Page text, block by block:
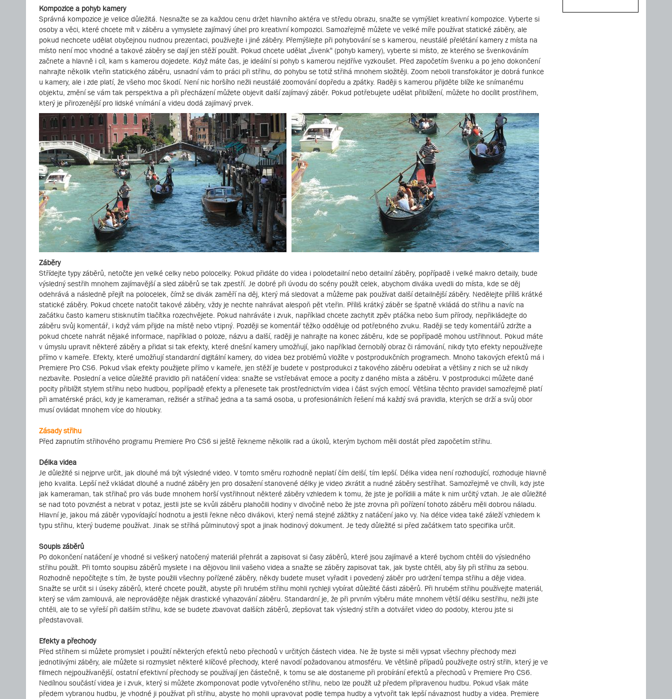
Kompozice a pohyb kamery
Správná kompozice je velice důležitá. Nesnažte se za každou cenu držet hlavního aktéra ve středu obrazu, snažte se vymýšlet kreativní kompozice. Vyberte si
osoby a věci, které chcete mít v záběru a vymyslete zajímavý úhel pro kreativní kompozici. Samozřejmě můžete ve velké míře používat statické záběry, ale
pokud nechcete udělat obyčejnou nudnou prezentaci, používejte i jiné záběry. Přemýšlejte při pohybování se s kamerou, neustálé přelétání kamery z místa na
místo není moc vhodné a takové záběry se dají jen stěží použít. Pokud chcete udělat „švenk“ (pohyb kamery), vyberte si místo, ze kterého se švenkováním
začnete a hlavně i cíl, kam s kamerou dojedete. Když máte čas, je ideální si pohyb s kamerou nejdříve vyzkoušet. Před započetím švenku a po jeho dokončení
nahrajte několik vteřin statického záběru, usnadní vám to práci při střihu, do pohybu se totiž střihá mnohem složitěji. Zoom neboli transfokátor je dobrá funkce
u kamery, ale i zde platí, že všeho moc škodí. Není nic horšího nežli neustálé zoomování dopředu a zpátky. Raději s kamerou přijděte blíže ke snímanému
objektu, změní se vám tak perspektiva a při přecházení můžete objevit další zajímavý záběr. Pokud potřebujete udělat přiblížení, můžete ho docílit prostřihem,
který je přirozenější pro lidské vnímání a videu dodá zajímavý prvek.
Záběry
Střídejte typy záběrů, netočte jen velké celky nebo polocelky. Pokud přidáte do videa i polodetailní nebo detailní záběry, popřípadě i velké makro detaily, bude
výsledný sestřih mnohem zajímavější a sled záběrů se tak zpestří. Je dobré při úvodu do scény použít celek, abychom diváka uvedli do místa, kde se děj
odehrává a následně přejít na polocelek, čímž se divák zaměří na děj, který má sledovat a můžeme pak používat další detailnější záběry. Nedělejte příliš krátké
statické záběry. Pokud chcete natočit takové záběry, vždy je nechte nahrávat alespoň pět vteřin. Příliš krátký záběr se špatně vkládá do střihu a navíc na
začátku často kameru stisknutím tlačítka rozechvějete. Pokud nahráváte i zvuk, například chcete zachytit zpěv ptáčka nebo šum přírody, nepřikládejte do
záběru svůj komentář, i když vám přijde na místě nebo vtipný. Později se komentář těžko odděluje od potřebného zvuku. Raději se tedy komentářů zdržte a
pokud chcete nahrát nějaké informace, například o poloze, názvu a další, raději je nahrajte na konec záběru, kde se popřípadě mohou ustřihnout. Pokud máte
v úmyslu upravit některé záběry a přidat si tak efekty, které dnešní kamery umožňují, jako například černobílý obraz či rámování, nikdy tyto efekty nepoužívejte
přímo v kameře. Efekty, které umožňují standardní digitální kamery, do videa bez problémů vložíte v postprodukčních programech. Mnoho takových efektů má i
Premiere Pro CS6. Pokud však efekty použijete přímo v kameře, jen stěží je budete v postprodukci z takového záběru odebírat a většiny z nich se už nikdy
nezbavíte. Poslední a velice důležité pravidlo při natáčení videa: snažte se vstřebávat emoce a pocity z daného místa a záběru. V postprodukci můžete dané
pocity přiblížit stylem střihu nebo hudbou, popřípadě efekty a přenesete tak prostřednictvím videa i část svých emocí. Většina těchto pravidel samozřejmě platí
při amatérské práci, kdy je kameraman, režisér a střihač jedna a ta samá osoba, u profesionálních řešení má každý svá pravidla, kterých se drží a svůj obor
musí ovládat mnohem více do hloubky.
Zásady střihu
Před zapnutím střihového programu Premiere Pro CS6 si ještě řekneme několik rad a úkolů, kterým bychom měli dostát před započetím střihu.
Délka videa
Je důležité si nejprve určit, jak dlouhé má být výsledné video. V tomto směru rozhodně neplatí čím delší, tím lepší. Délka videa není rozhodující, rozhoduje hlavně
jeho kvalita. Lepší než vkládat dlouhé a nudné záběry jen pro dosažení stanovené délky je video zkrátit a nudné záběry sestříhat. Samozřejmě ve chvíli, kdy jste
jak kameraman, tak střihač pro vás bude mnohem horší vystřihnout některé záběry vzhledem k tomu, že jste je pořídili a máte k nim určitý vztah. Je ale důležité
se nad toto povznést a nebrat v potaz, jestli jste se kvůli záběru plahočili hodiny v divočině nebo že jste zrovna při pořízení tohoto záběru měli dobrou náladu.
Hlavní je, jakou má záběr vypovídající hodnotu a jestli řekne něco divákovi, který nemá stejné zážitky z natáčení jako vy. Na délce videa také záleží vzhledem k
typu střihu, který budeme používat. Jinak se stříhá půlminutový spot a jinak hodinový dokument. Je tedy důležité si před začátkem tato specifika určit.
Soupis záběrů
Po dokončení natáčení je vhodné si veškerý natočený materiál přehrát a zapisovat si časy záběrů, které jsou zajímavé a které bychom chtěli do výsledného
střihu použít. Při tomto soupisu záběrů myslete i na dějovou linii vašeho videa a snažte se záběry zapisovat tak, jak byste chtěli, aby šly při střihu za sebou.
Rozhodně nepočítejte s tím, že byste použili všechny pořízené záběry, někdy budete muset vyřadit i povedený záběr pro udržení tempa střihu a děje videa.
Snažte se určit si i úseky záběrů, které chcete použít, abyste při hrubém střihu mohli rychleji vybírat důležité části záběrů. Při hrubém střihu používejte materiál,
který se vám zamlouvá, ale neprovádějte nějak drastické vyhazování záběru. Standardní je, že při prvním výběru máte mnohem větší délku sestřihu, nežli jste
chtěli, ale to se vyřeší při dalším střihu, kde se budete zbavovat dalších záběrů, zlepšovat tak výsledný střih a dotvářet video do podoby, kterou jste si
představovali.
Efekty a přechody
Před střihem si můžete promyslet i použití některých efektů nebo přechodů v určitých částech videa. Ne že byste si měli vypsat všechny přechody mezi
jednotlivými záběry, ale můžete si rozmyslet některé klíčové přechody, které navodí požadovanou atmosféru. Ve většině případů používejte ostrý střih, který je ve
filmech nejpoužívanější, ostatní efektivní přechody se používají jen částečně, k tomu se ale dostaneme při probírání efektů a přechodů v Premiere Pro CS6.
Nedílnou součástí videa je i zvuk, který si můžete zkomponovat podle vytvořeného střihu, nebo lze použít už předem připravenou hudbu. Pokud však máte
předem vybranou hudbu, je vhodné ji používat při střihu, abyste ho mohli upravovat podle tempa hudby a vytvořit tak lepší návaznost hudby a videa. Premiere